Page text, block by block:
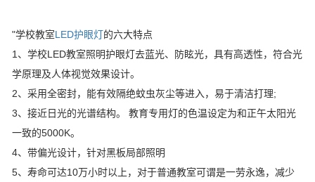
"学校教室LED护眼灯的六大特点
1、学校LED教室照明护眼灯去蓝光、防眩光，具有高透性，符合光
学原理及人体视觉效果设计。
2、采用全密封，能有效隔绝蚊虫灰尘等进入，易于清洁打理;
3、接近日光的光谱结构。 教育专用灯的色温设定为和正午太阳光
一致的5000K。
4、带偏光设计，针对黑板局部照明
5、寿命可达10万小时以上，对于普通教室可谓是一劳永逸，减少